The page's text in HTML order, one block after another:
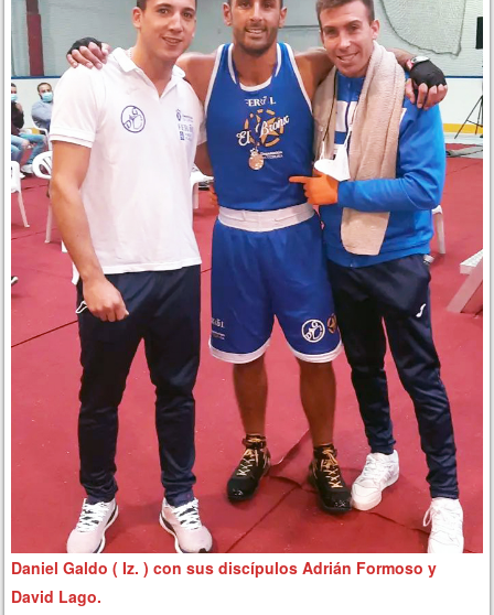
Daniel Galdo ( Iz. ) con sus discípulos Adrián Formoso y
David Lago.